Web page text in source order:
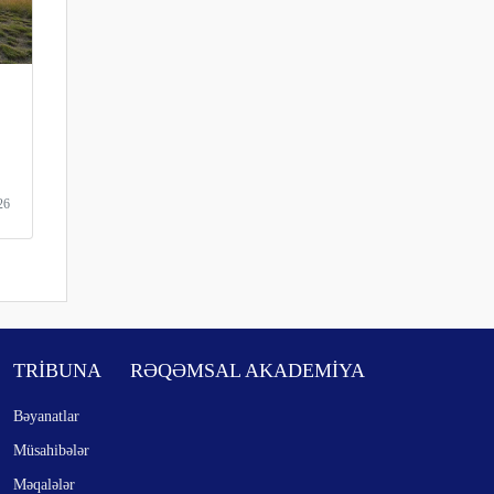
TRİBUNA
Bəyanatlar
Müsahibələr
Məqalələr
RƏQƏMSAL AKADEMİYA